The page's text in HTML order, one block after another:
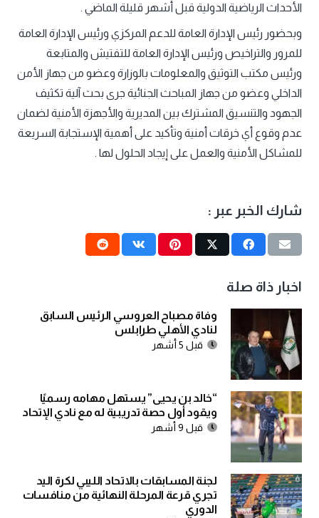
الأحداث الرياضية الدولية قبل أشهر قليلة الماضي .
وبحضور رئيس الإدارة العامة للدعم المركزي ورئيس الإدارة العامة
للمرور والتراخيص ورئيس الإدارة العامة للتفتيش والمتابعة
ورئيس مكتب التوثيق والمعلومات بالوزارة وعضو من جهاز الأمن
الداخلي وعضو من جهاز المباحث الجنائية جرى بحث آلية تكثيف
الجهود والتنسيق المشترك بين المديرية والأجهزة الأمنية لضمان
عدم وقوع أي خرقات أمنية وتأكيد على أهمية الإستجابة السريعة
للمشاكل الأمنية والعمل على إيجاد الحلول لها .
شارك الخبر عبر :
اخبار ذاة صلة
وفاة مصباح العروسي الرئيس السابق
لنادي الأهلي طرابلس
قبل 5 أشهر
“خالد بن يحيى” يستهل مهامه رسميًا
ويقود أول حصة تدريبية له مع نادي الإتحاد
قبل 9 أشهر
لجنة المسابقات بالاتحاد الليبي لكرة اليد
تجري قرعة المرحلة النهائية من منافسات
الدوري